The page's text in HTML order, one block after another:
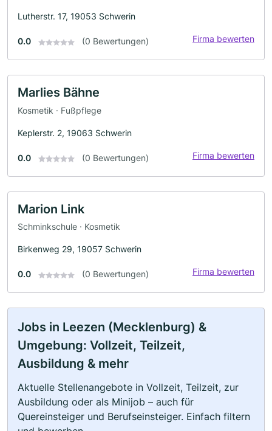
Lutherstr. 17, 19053 Schwerin
0.0 (0 Bewertungen) Firma bewerten
Marlies Bähne
Kosmetik · Fußpflege
Keplerstr. 2, 19063 Schwerin
0.0 (0 Bewertungen) Firma bewerten
Marion Link
Schminkschule · Kosmetik
Birkenweg 29, 19057 Schwerin
0.0 (0 Bewertungen) Firma bewerten
Jobs in Leezen (Mecklenburg) &
Umgebung: Vollzeit, Teilzeit,
Ausbildung & mehr
Aktuelle Stellenangebote in Vollzeit, Teilzeit, zur
Ausbildung oder als Minijob – auch für
Quereinsteiger und Berufseinsteiger. Einfach filtern